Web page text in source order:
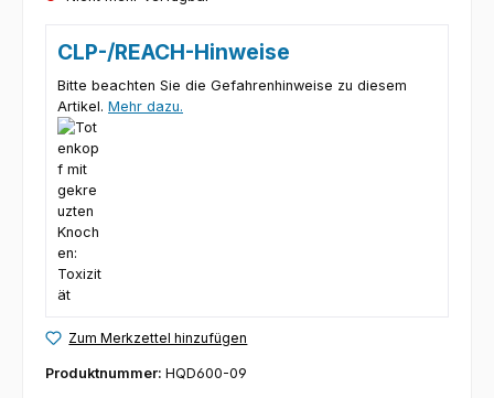
CLP-/REACH-Hinweise
Bitte beachten Sie die Gefahrenhinweise zu diesem
Artikel. Mehr dazu.
Zum Merkzettel hinzufügen
Produktnummer: HQD600-09